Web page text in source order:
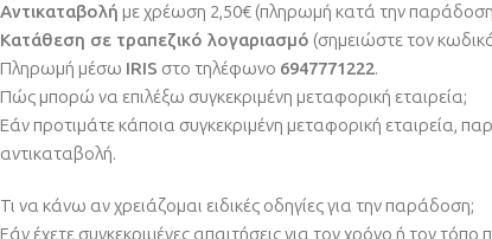
Αντικαταβολή με χρέωση 2,50€ (πληρωμή κατά την
Κατάθεση σε τραπεζικό λογαριασμό (σημειώστε τον
Πληρωμή μέσω IRIS στο τηλέφωνο 6947771222.
Πώς μπορώ να επιλέξω συγκεκριμένη μεταφορική εταιρεία;
Εάν προτιμάτε κάποια συγκεκριμένη μεταφορική εταιρεία,
αντικαταβολή.
Τι να κάνω αν χρειάζομαι ειδικές οδηγίες για την παράδοση;
Εάν έχετε συγκεκριμένες απαιτήσεις για τον χρόνο ή τον